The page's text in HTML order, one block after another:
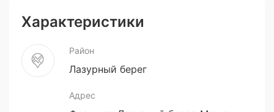
Характеристики
Район
Лазурный берег
Адрес